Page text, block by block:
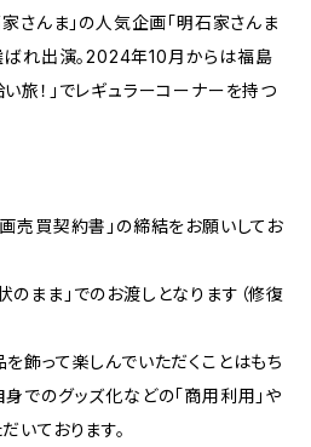
さんま」の人気企画「明石家さんま
れ出演。2024年10月からは福島
旅！」でレギュラーコーナーを持つ
売買契約書」の締結をお願いしてお
まま」でのお渡しとなります（修復
飾って楽しんでいただくことはもち
でのグッズ化などの「商用利用」や
いております。